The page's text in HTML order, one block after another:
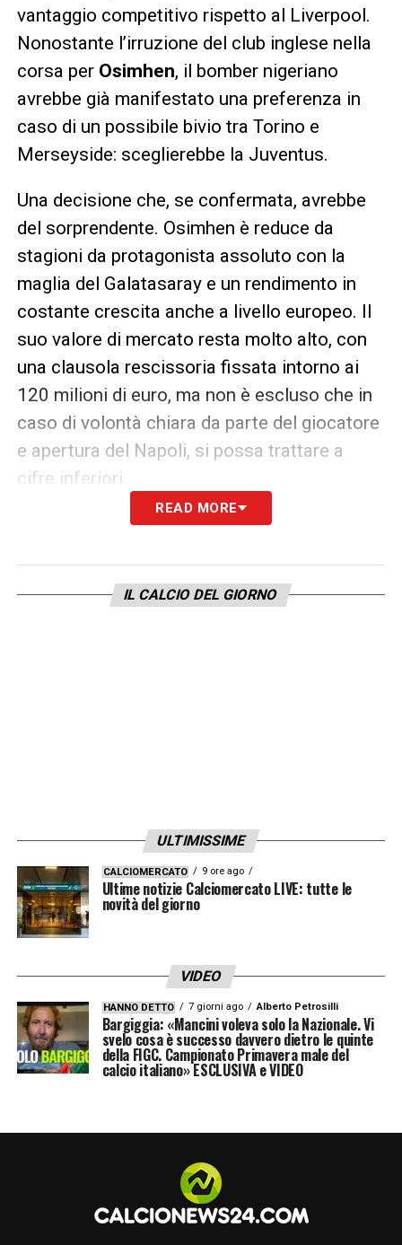
vantaggio competitivo rispetto al Liverpool.
Nonostante l’irruzione del club inglese nella
corsa per Osimhen, il bomber nigeriano
avrebbe già manifestato una preferenza in
caso di un possibile bivio tra Torino e
Merseyside: sceglierebbe la Juventus.
Una decisione che, se confermata, avrebbe
del sorprendente. Osimhen è reduce da
stagioni da protagonista assoluto con la
maglia del Galatasaray e un rendimento in
costante crescita anche a livello europeo. Il
suo valore di mercato resta molto alto, con
una clausola rescissoria fissata intorno ai
120 milioni di euro, ma non è escluso che in
caso di volontà chiara da parte del giocatore
e apertura del Napoli, si possa trattare a
cifre inferiori.
La Juventus, che vuole rilanciarsi come
davvero puntare forte suOsimhen
costruire un attacco esplosivo. L’interesse
nigeriano potrebbe presto trovarsi davanti a
una scelta cruciale. E, secondo le ultime
indiscrezioni, avrebbe già fatto la sua.
READ MORE
IL CALCIO DEL GIORNO
ULTIMISSIME
CALCIOMERCATO 9 ore ago
Ultime notizie Calciomercato LIVE: tutte le
novità del giorno
VIDEO
HANNO DETTO 7 giorni ago Alberto Petrosilli
Bargiggia: «Mancini voleva solo la Nazionale. Vi
svelo cosa è successo davvero dietro le quinte
della FIGC. Campionato Primavera male del
calcio italiano» ESCLUSIVA e VIDEO